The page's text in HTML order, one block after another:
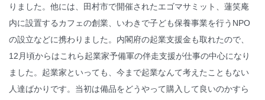
りました。他には、田村市で開催されたエゴマサミット、蓮笑庵
内に設置するカフェの創業、いわきで子ども保養事業を行うNPO
の設立などに携わりました。内閣府の起業支援金も取れたので、
12月頃からはこれら起業家予備軍の伴走支援が仕事の中心になり
ました。起業家といっても、今まで起業なんて考えたこともない
人達ばかりです。当初は備品をどうやって購入して良いのかすら